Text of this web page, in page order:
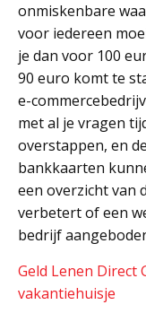
onmiskenbare
voor iedereen
je dan voor 100
90 euro komt te
e-
met al je vragen
overstappen, en
bankkaarten
een overzicht van
verbetert of een
bedrijf
Geld Lenen Direct
vakantiehuisje